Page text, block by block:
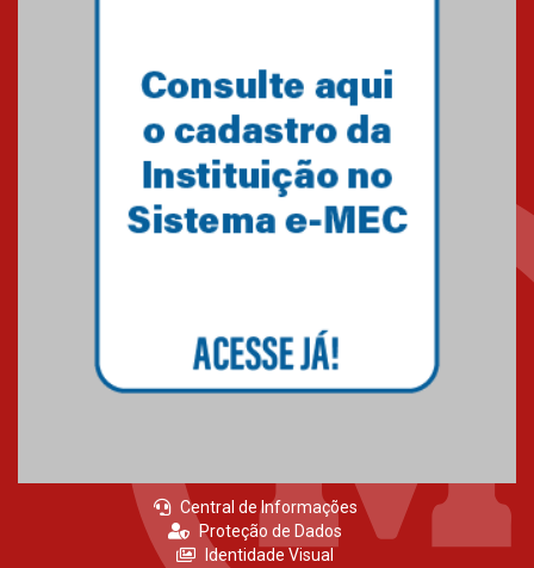
Central de Informações
Proteção de Dados
Identidade Visual